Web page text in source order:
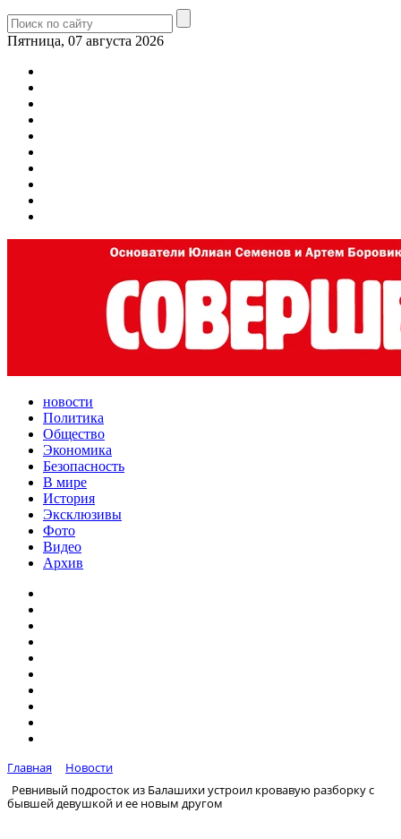
Пятница, 07 августа 2026
новости
Политика
Общество
Экономика
Безопасность
В мире
История
Эксклюзивы
Фото
Видео
Архив
Главная
Новости
Ревнивый подросток из Балашихи устроил кровавую разборку с
бывшей девушкой и ее новым другом